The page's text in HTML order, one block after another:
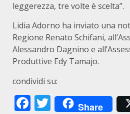
leggerezza, tre volte è scelta”.
Lidia Adorno ha inviato una
Regione Renato Schifani,
Alessandro Dagnino e
Produttive Edy Tamajo.
condividi su:
Facebook
Twitter
Share